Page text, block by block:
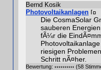
Bernd Kosik
Photovoltaikanlagen
Die CosmaSolar
sauberen
fÃ¼r die
riesigen
Schritt nÃ¤her.
Bewertung: (58